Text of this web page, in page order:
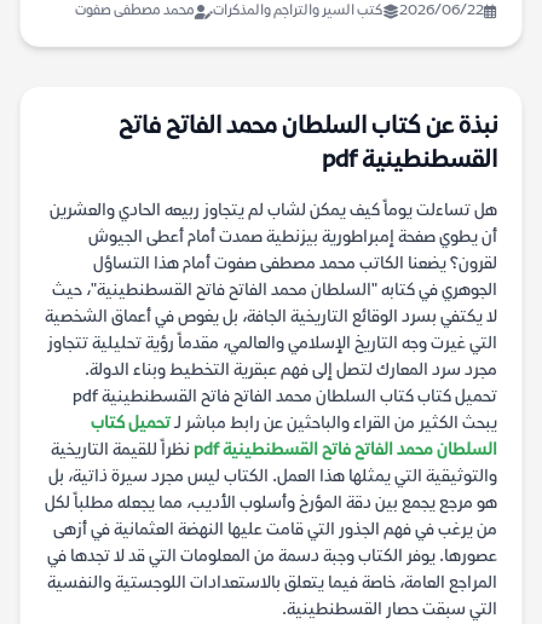
2026/06/22 كتب السير والتراجم والمذكرات محمد مصطفى صفوت
نبذة عن كتاب السلطان محمد الفاتح فاتح
القسطنطينية pdf
هل تساءلت يوماً كيف يمكن لشاب لم يتجاوز ربيعه الحادي والعشرين
أن يطوي صفحة إمبراطورية بيزنطية صمدت أمام أعطى الجيوش
لقرون؟ يضعنا الكاتب محمد مصطفى صفوت أمام هذا التساؤل
الجوهري في كتابه "السلطان محمد الفاتح فاتح القسطنطينية"، حيث
لا يكتفي بسرد الوقائع التاريخية الجافة، بل يغوص في أعماق الشخصية
التي غيرت وجه التاريخ الإسلامي والعالمي، مقدماً رؤية تحليلية تتجاوز
مجرد سرد المعارك لتصل إلى فهم عبقرية التخطيط وبناء الدولة.
تحميل كتاب كتاب السلطان محمد الفاتح فاتح القسطنطينية pdf
يبحث الكثير من القراء والباحثين عن رابط مباشر لـتحميل كتاب
السلطان محمد الفاتح فاتح القسطنطينية pdf
نظراً للقيمة التاريخية
والتوثيقية التي يمثلها هذا العمل. الكتاب ليس مجرد سيرة ذاتية، بل
هو مرجع يجمع بين دقة المؤرخ وأسلوب الأديب، مما يجعله مطلباً لكل
من يرغب في فهم الجذور التي قامت عليها النهضة العثمانية في أزهى
عصورها. يوفر الكتاب وجبة دسمة من المعلومات التي قد لا تجدها في
المراجع العامة، خاصة فيما يتعلق بالاستعدادات اللوجستية والنفسية
التي سبقت حصار القسطنطينية.